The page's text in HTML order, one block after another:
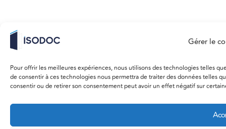
Gérer le
Pour offrir les meilleures expériences, nous utilisons des technologies telles
de consentir à ces technologies nous permettra de traiter des données telles
consentir ou de retirer son consentement peut avoir un effet négatif sur